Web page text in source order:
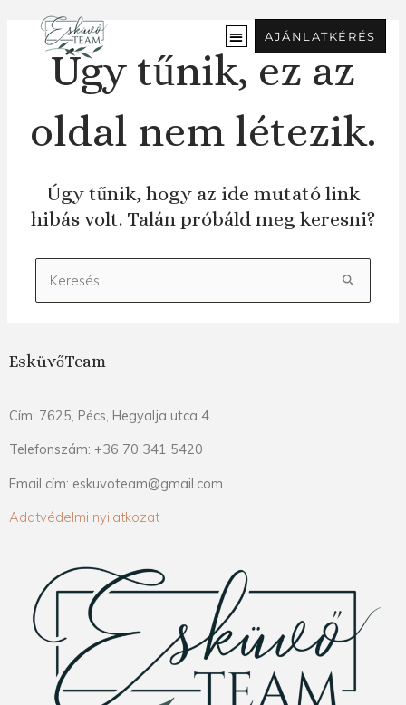
tartalomra
AJÁNLATKÉRÉS
Úgy tűnik, ez az
oldal nem létezik.
Úgy tűnik, hogy az ide mutató link
hibás volt. Talán próbáld meg keresni?
Keresés:
EsküvőTeam
Cím: 7625, Pécs, Hegyalja utca 4.
Telefonszám: +36 70 341 5420
Email cím: eskuvoteam@gmail.com
Adatvédelmi nyilatkozat